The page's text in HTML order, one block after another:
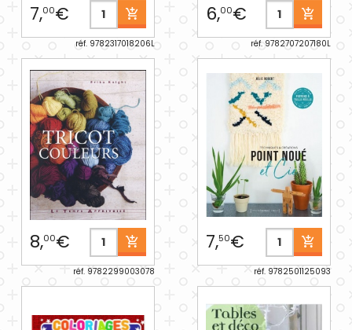
7,00€
réf. 9782317018206L
6,00€
réf. 9782707207180L
8,00€
réf. 9782299003078
7,50€
réf. 9782501125093